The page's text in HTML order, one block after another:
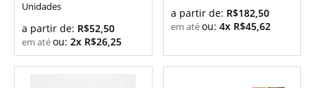
Unidades
a partir de: R$52,50
ou: 2x R$26,25
a partir de: R$182,50
ou: 4x R$45,62